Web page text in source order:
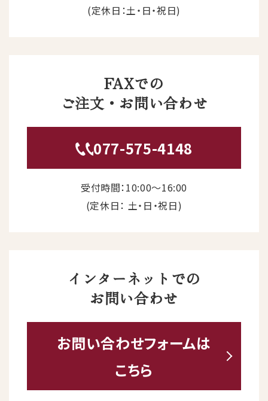
(定休日：土・日・祝日)
FAXでの
ご注文・お問い合わせ
077-575-4148
受付時間：10:00〜16:00
(定休日： 土・日・祝日)
インターネットでの
お問い合わせ
お問い合わせフォームは
こちら